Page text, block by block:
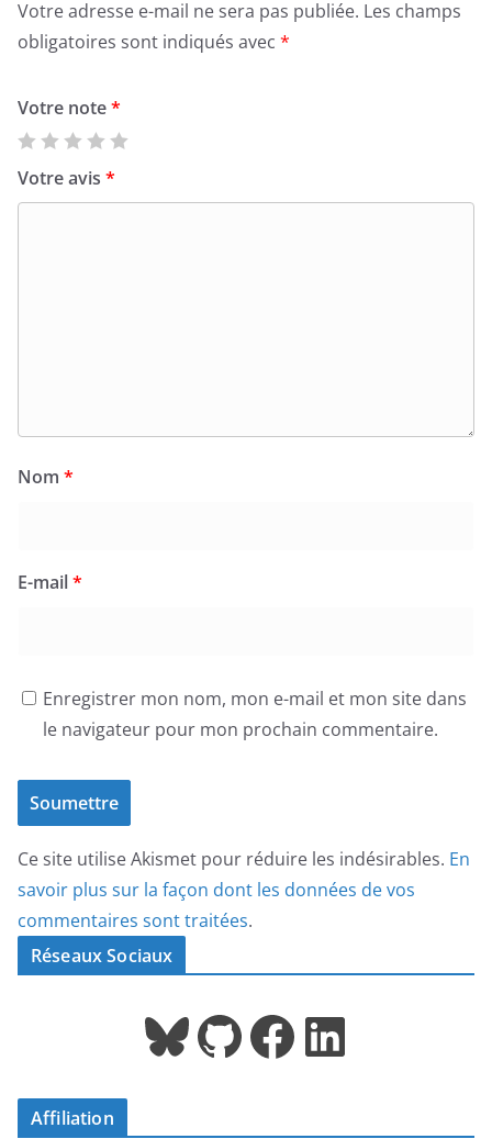
Votre adresse e-mail ne sera pas publiée. Les champs
obligatoires sont indiqués avec *
Votre note*
Votre avis *
Nom *
E-mail*
Enregistrer mon nom, mon e-mail et mon site dans
le navigateur pour mon prochain commentaire.
Ce site utilise Akismet pour réduire les indésirables. En
savoir plus sur la façon dont les données de vos
commentaires sont traitées.
Réseaux Sociaux
Bluesky GitHub Facebook LinkedIn
Affiliation